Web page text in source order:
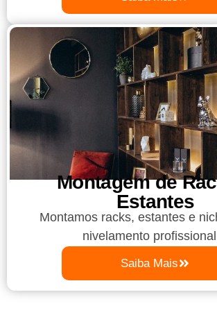
Montagem de
Estantes
Montamos racks, estantes e
nivelamento
Saiba Mais